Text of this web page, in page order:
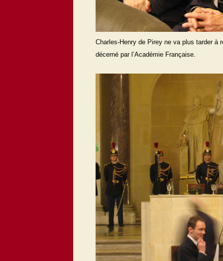
Charles-Henry de Pirey ne va plus tarder à
décerné par l’Académie Française.